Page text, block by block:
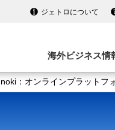
ジェトロについて
海外ビジネス情
noki：オンラインプラットフ